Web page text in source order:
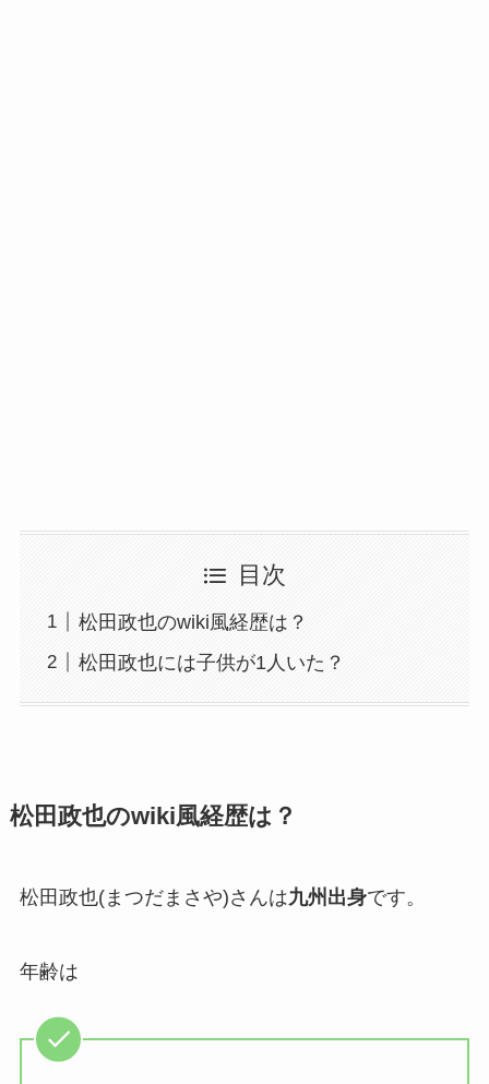
目次
松田政也のwiki風経歴は？
松田政也には子供が1人いた？
松田政也のwiki風経歴は？
松田政也(まつだまさや)さんは九州出身です。
年齢は